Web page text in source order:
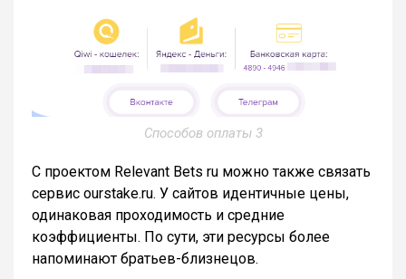
Способов оплаты 3
С проектом Relevant Bets ru можно также связать
сервис ourstake.ru. У сайтов идентичные цены,
одинаковая проходимость и средние
коэффициенты. По сути, эти ресурсы более
напоминают братьев-близнецов.